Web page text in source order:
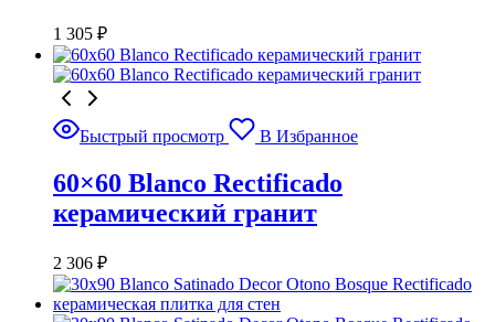
1 305 ₽
Быстрый просмотр В Избранное
60×60 Blanco Rectificado
керамический гранит
2 306 ₽